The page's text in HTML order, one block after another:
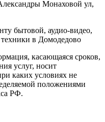
Монаховой ул,
бытовой, аудио-видео,
в Домодедово
касающаяся сроков,
услуг, носит
каких условиях не
положениями
РФ.